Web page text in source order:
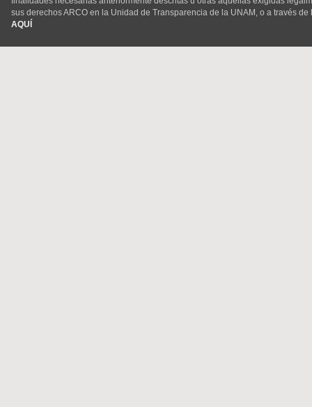
sus derechos ARCO en la Unidad de Transparencia de la UNAM, o a través
AQUÍ